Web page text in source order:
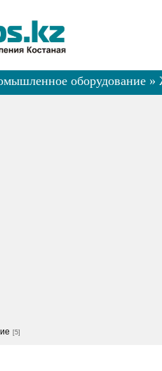
оборудование»
[5]